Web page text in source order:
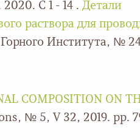
С 1 - 14 . Детали
раствора для
Института, №
COMPOSITION ON
№ 5, V 32, 2019. pp.